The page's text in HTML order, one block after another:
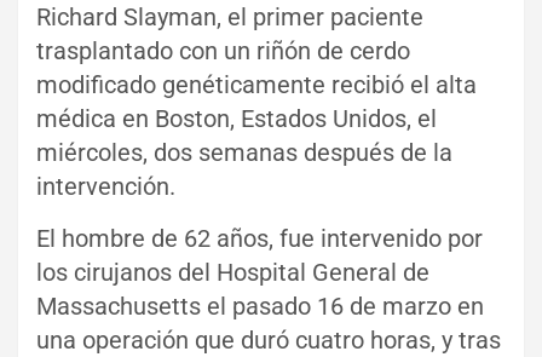
Richard Slayman, el primer paciente
trasplantado con un riñón de cerdo
modificado genéticamente recibió el alta
médica en Boston, Estados Unidos, el
miércoles, dos semanas después de la
intervención.
El hombre de 62 años, fue intervenido por
los cirujanos del Hospital General de
Massachusetts el pasado 16 de marzo en
una operación que duró cuatro horas, y tras